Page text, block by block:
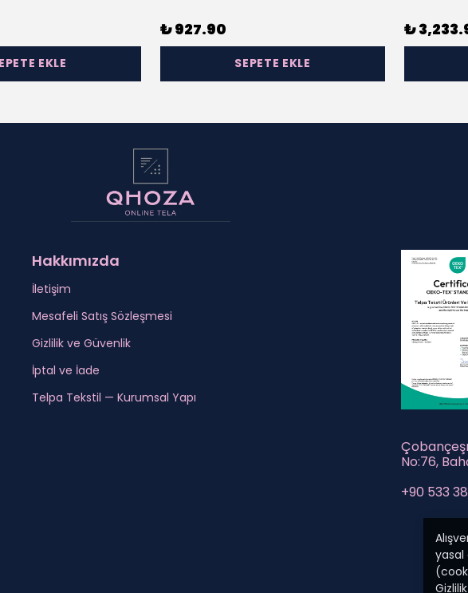
yasal
EKLE
₺ 927.90
SEPETE EKLE
₺
Hakkımızda
İletişim
Mesafeli Satış Sözleşmesi
Gizlilik ve Güvenlik
İptal ve İade
Telpa Tekstil — Kurumsal Yapı
No:76,
+90 533